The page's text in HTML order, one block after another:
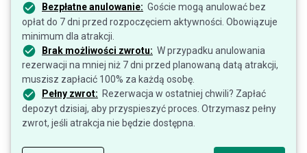
Bezpłatne anulowanie: Goście mogą anulować bez
opłat do 7 dni przed rozpoczęciem aktywności. Obowiązuje
minimum dla atrakcji.
Brak możliwości zwrotu: W przypadku anulowania
rezerwacji na mniej niż 7 dni przed planowaną datą atrakcji,
muszisz zapłacić 100% za każdą osobę.
Pełny zwrot: Rezerwacja w ostatniej chwili? Zapłać
depozyt dzisiaj, aby przyspieszyć proces. Otrzymasz pełny
zwrot, jeśli atrakcja nie będzie dostępna.